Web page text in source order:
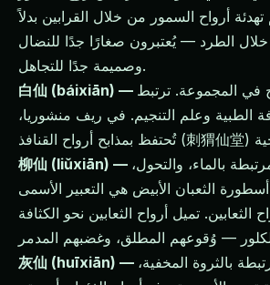
تهدئة أرواح السمور من خلال القرابين بدلاً
الطرد — يُعتبرون صغارًا جدًا للنضال
وصميمة جدًا للتجاهل.
في المجموعة. ترتبط
الطبية وعلم التنجيم. في ريف منشوريا،
بالماء، والتحول،
الثعبان الأبيض هي التعبير الأسمى
الثعابين. تميل أرواح الثعابين نحو الكثافة
بالثروة المخفية،